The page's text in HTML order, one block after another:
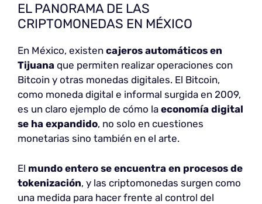
EL PANORAMA DE LAS
CRIPTOMONEDAS EN MÉXICO
En México, existen cajeros automáticos en
Tijuana que permiten realizar operaciones con
Bitcoin y otras monedas digitales. El Bitcoin,
como moneda digital e informal surgida en 2009,
es un claro ejemplo de cómo la economía digital
se ha expandido, no solo en cuestiones
monetarias sino también en el arte.
El mundo entero se encuentra en procesos de
tokenización, y las criptomonedas surgen como
una medida para hacer frente al control del